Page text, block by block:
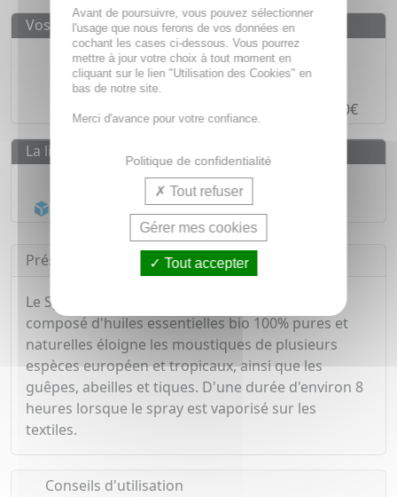
Vos avantages
Des prixIMBATTABLES
Paiement en ligneSÉCURISÉ
Paiement en
4 fois sans frais à partir de 30€
La livraison
Livraison gratuite dès55€
Acheminement Chronopost
Présentation
Le Spray anti-moustiques Vêtements & Tissus
composé d'huiles essentielles bio 100% pures et
naturelles éloigne les moustiques de plusieurs
espèces européen et tropicaux, ainsi que les
guêpes, abeilles et tiques. D'une durée d'environ 8
heures lorsque le spray est vaporisé sur les
textiles.
Conseils d'utilisation
Avant de poursuivre, vous pouvez sélectionner
l'usage que nous ferons de vos données en
cochant les cases ci-dessous. Vous pourrez
mettre à jour votre choix à tout moment en
cliquant sur le lien "Utilisation des Cookies" en
bas de notre site.
Merci d'avance pour votre confiance.
Politique de confidentialité
Tout refuser
Gérer mes cookies
Tout accepter